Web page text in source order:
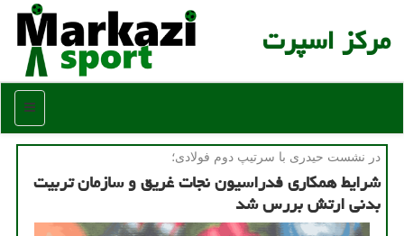
مركز اسپرت
منو
در نشست حیدری با سرتیپ دوم فولادی؛
شرایط همكاری فدراسیون نجات غریق و سازمان تربیت
بدنی ارتش بررس شد